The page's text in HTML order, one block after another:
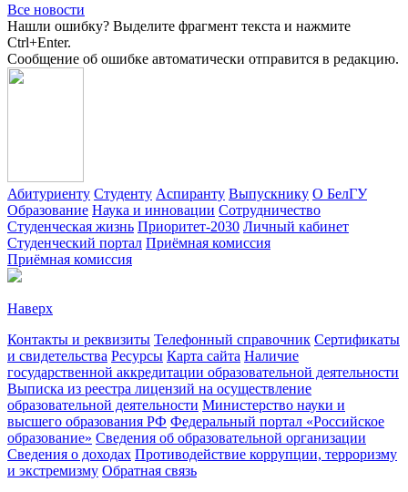
Все новости
Нашли ошибку? Выделите фрагмент текста и нажмите
Ctrl+Enter.
Сообщение об ошибке автоматически отправится в редакцию.
Абитуриенту Студенту Аспиранту Выпускнику О БелГУ
Образование Наука и инновации Сотрудничество
Студенческая жизнь Приоритет-2030 Личный кабинет
Студенческий портал Приёмная комиссия
Приёмная комиссия
Наверх
Контакты и реквизиты Телефонный справочник Сертификаты
и свидетельства Ресурсы Карта сайта Наличие
государственной аккредитации образовательной деятельности
Выписка из реестра лицензий на осуществление
образовательной деятельности Министерствo науки и
высшего образования РФ Федеральный портал «Российское
образование» Сведения об образовательной организации
Сведения о доходах Противодействие коррупции, терроризму
и экстремизму Обратная связь